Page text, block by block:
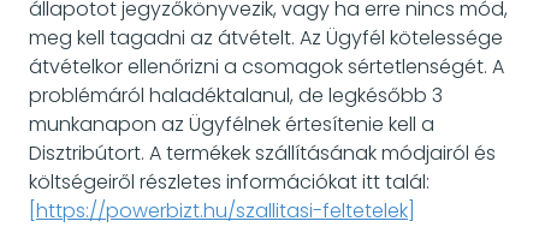
állapotot jegyzőkönyvezik, vagy ha erre nincs mód,
meg kell tagadni az átvételt. Az Ügyfél kötelessége
átvételkor ellenőrizni a csomagok sértetlenségét. A
problémáról haladéktalanul, de legkésőbb 3
munkanapon az Ügyfélnek értesítenie kell a
Disztribútort. A termékek szállításának módjairól és
költségeiről részletes információkat itt talál:
[https://powerbizt.hu/szallitasi-feltetelek]